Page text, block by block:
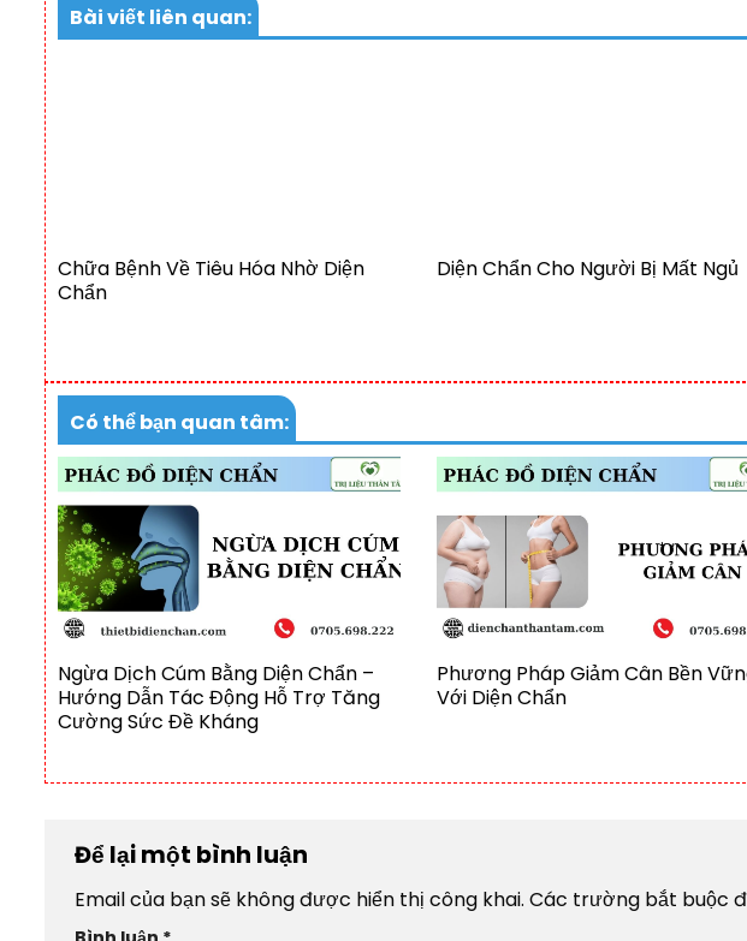
phẩm
Bài viết liên quan:
Chữa Bệnh Về Tiêu Hóa Nhờ Diện
Chẩn
Diện Chẩn Cho Người Bị Mất Ngủ
Có thể bạn quan tâm:
Ngừa Dịch Cúm Bằng Diện Chẩn –
Hướng Dẫn Tác Động Hỗ Trợ Tăng
Cường Sức Đề Kháng
Phương Pháp Giảm Cân Bền
Với Diện Chẩn
Để lại một bình luận
Email của bạn sẽ không được hiển thị công khai. Các trường bắt buộc